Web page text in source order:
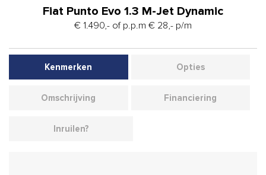
Fiat Punto Evo 1.3 M-Jet Dynamic
€ 1.490,- of p.p.m € 28,- p/m
Kenmerken Opties
Omschrijving Financiering
Inruilen?